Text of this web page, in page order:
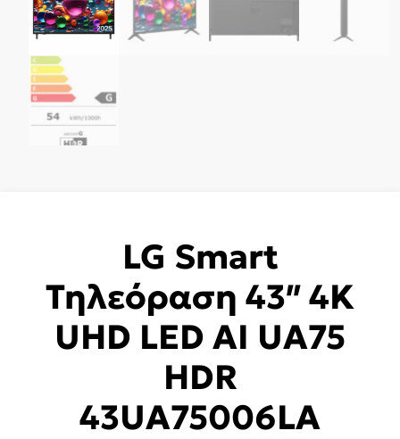
LG Smart
Τηλεόραση 43″ 4K
UHD LED AI UA75
HDR
43UA75006LA